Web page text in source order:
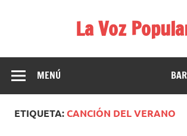
La Voz
para reírse de las
MENÚ
ETIQUETA:CANCIÓN DEL VERANO